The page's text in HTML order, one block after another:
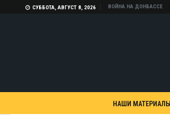
СУББОТА, АВГУСТ 8, 2026 ВОЙНА НА ДОНБАССЕ
НАШИ МАТЕРИАЛЫ